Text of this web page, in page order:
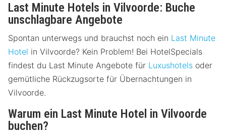
Last Minute Hotels in Vilvoorde: Buche
unschlagbare Angebote
Spontan unterwegs und brauchst noch ein Last Minute
Hotel in Vilvoorde? Kein Problem! Bei HotelSpecials
findest du Last Minute Angebote für Luxushotels oder
gemütliche Rückzugsorte für Übernachtungen in
Vilvoorde.
Warum ein Last Minute Hotel in Vilvoorde
buchen?